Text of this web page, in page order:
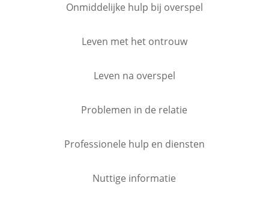
Onmiddelijke hulp bij overspel
Leven met het ontrouw
Leven na overspel
Problemen in de relatie
Professionele hulp en diensten
Nuttige informatie